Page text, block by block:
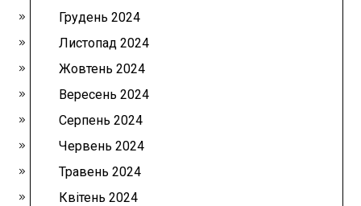
Грудень 2024
Листопад 2024
Жовтень 2024
Вересень 2024
Серпень 2024
Червень 2024
Травень 2024
Квітень 2024